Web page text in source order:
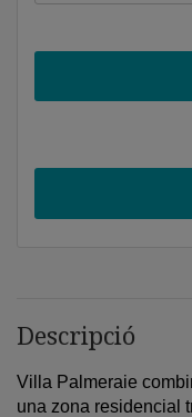
Descripció
Villa Palmeraie
una zona residencial